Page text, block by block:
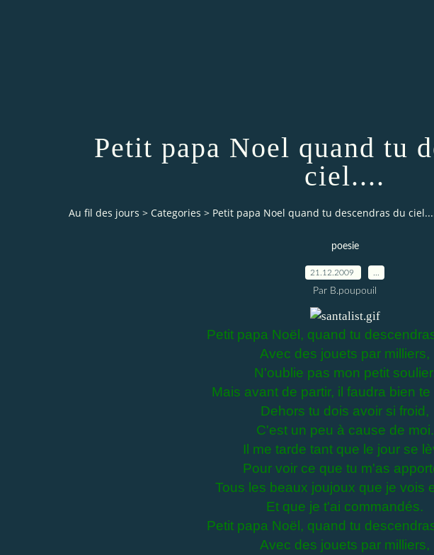
Petit papa Noel quand tu
ciel....
Au fil des jours > Categories > Petit papa Noel quand tu descendras du
poesie
21.12.2009
Par B.poupouil
Petit papa Noël, quand tu
Avec des jouets par milliers,
N'oublie pas mon petit
Mais avant de partir, il faudra bien te
Dehors tu dois avoir si froid,
C'est un peu à cause de moi.
Il me tarde tant que le jour se
Pour voir ce que tu m'as
Tous les beaux joujoux que je vois
Et que je t'ai commandés.
Petit papa Noël, quand tu
Avec des jouets par milliers,